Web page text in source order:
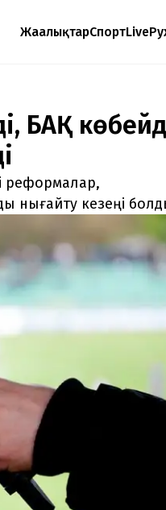
ЖаңалықтарСпортLive
БАҚ
реформалар,
нығайту кезеңі